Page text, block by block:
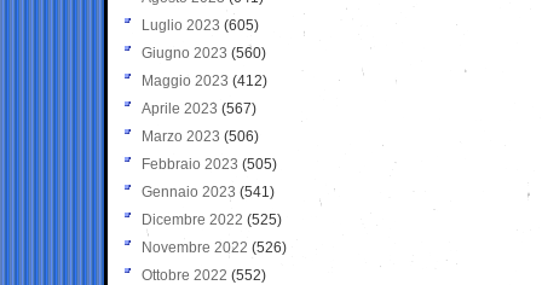
Luglio 2023 (605)
Giugno 2023 (560)
Maggio 2023 (412)
Aprile 2023 (567)
Marzo 2023 (506)
Febbraio 2023 (505)
Gennaio 2023 (541)
Dicembre 2022 (525)
Novembre 2022 (526)
Ottobre 2022 (552)